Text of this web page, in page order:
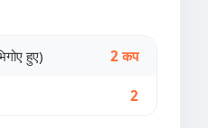
हुए) 2 कप
2